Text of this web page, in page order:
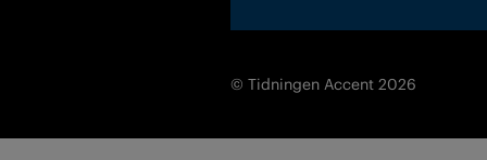
© Tidningen Accent 2026